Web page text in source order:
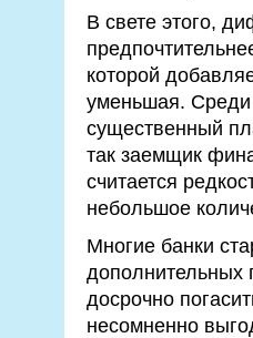
В свете этого,
которой
уменьшая.
существенный
так заемщик
считается
небольшое
Многие банки
дополнительных
досрочно
несомненно